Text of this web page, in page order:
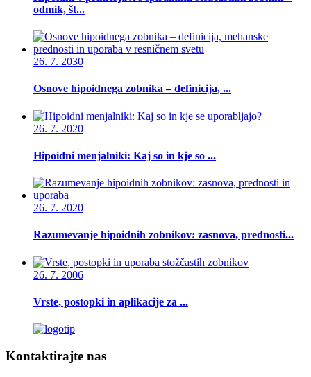
odmik, št...
26. 7. 2030
Osnove hipoidnega zobnika – definicija, ...
26. 7. 2020
Hipoidni menjalniki: Kaj so in kje so ...
26. 7. 2020
Razumevanje hipoidnih zobnikov: zasnova, prednosti...
26. 7. 2006
Vrste, postopki in aplikacije za ...
Kontaktirajte nas